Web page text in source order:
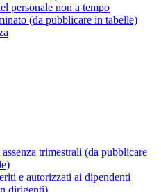
personale non a tempo
(da pubblicare in tabelle)
assenza trimestrali (da pubblicare
e autorizzati ai dipendenti